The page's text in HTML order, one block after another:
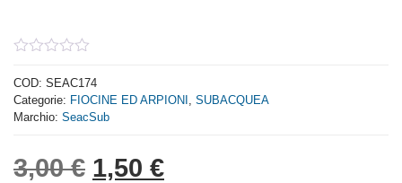
out
of
5
COD: SEAC174
Categorie: FIOCINE ED ARPIONI SUBACQUEA
Marchio: SeacSub
3,00€ Il prezzo originale era:
1,50 €Il prezzo attuale è: